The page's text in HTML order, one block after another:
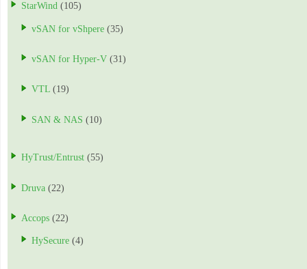
StarWind (105)
vSAN for vShpere (35)
vSAN for Hyper-V (31)
VTL (19)
SAN & NAS (10)
HyTrust/Entrust (55)
Druva (22)
Accops (22)
HySecure (4)